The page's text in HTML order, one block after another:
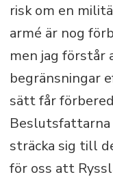
risk om en
armé är nog
men jag
begränsningar
sätt får
Beslutsfattarna
sträcka sig till
för oss att